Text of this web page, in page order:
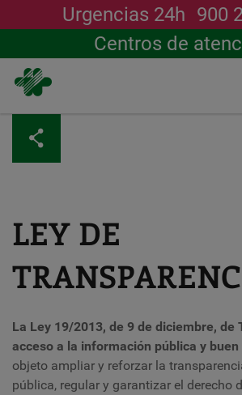
contenido
principal
Urgencias 24h 900
Centros de
LEY DE
La Ley 19/2013, de 9 de diciembre, de
acceso a la información pública y
objeto ampliar y reforzar la
pública, regular y garantizar el derecho